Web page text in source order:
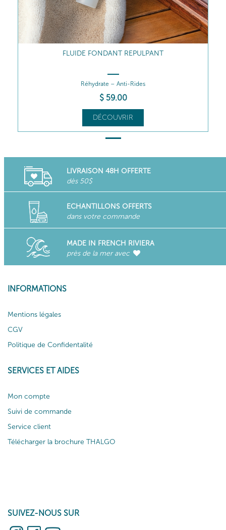
FLUIDE FONDANT REPULPANT
Réhydrate – Anti-Rides
$ 59.00
DÉCOUVRIR
LIVRAISON 48H OFFERTE
dès 50$
ECHANTILLONS OFFERTS
dans votre commande
MADE IN FRENCH RIVIERA
près de la mer avec
INFORMATIONS
Mentions légales
CGV
Politique de Confidentalité
SERVICES ET AIDES
Mon compte
Suivi de commande
Service client
Télécharger la brochure THALGO
SUIVEZ-NOUS SUR